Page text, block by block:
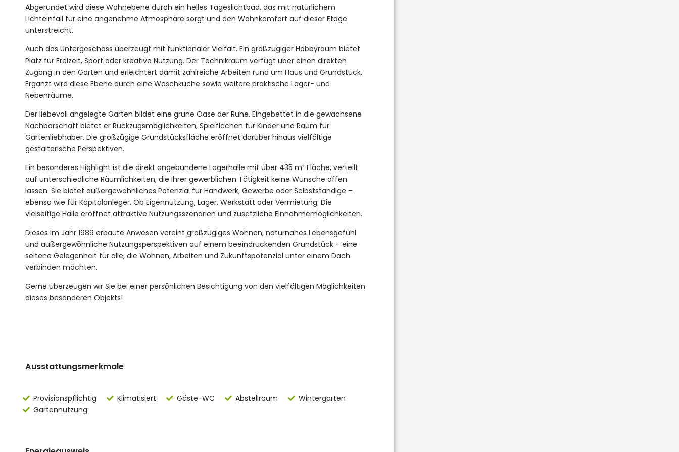
Abgerundet wird diese Wohnebene durch ein helles Tageslichtbad, das mit natürlichem
Lichteinfall für eine angenehme Atmosphäre sorgt und den Wohnkomfort auf dieser Etage
unterstreicht.
Auch das Untergeschoss überzeugt mit funktionaler Vielfalt. Ein großzügiger Hobbyraum bietet
Platz für Freizeit, Sport oder kreative Nutzung. Der Technikraum verfügt über einen direkten
Zugang in den Garten und erleichtert damit zahlreiche Arbeiten rund um Haus und Grundstück.
Ergänzt wird diese Ebene durch eine Waschküche sowie weitere praktische Lager- und
Nebenräume.
Der liebevoll angelegte Garten bildet eine grüne Oase der Ruhe. Eingebettet in die gewachsene
Nachbarschaft bietet er Rückzugsmöglichkeiten, Spielflächen für Kinder und Raum für
Gartenliebhaber. Die großzügige Grundstücksfläche eröffnet darüber hinaus vielfältige
gestalterische Perspektiven.
Ein besonderes Highlight ist die direkt angebundene Lagerhalle mit über 435 m² Fläche, verteilt
auf unterschiedliche Räumlichkeiten, die Ihrer gewerblichen Tätigkeit keine Wünsche offen
lassen. Sie bietet außergewöhnliches Potenzial für Handwerk, Gewerbe oder Selbstständige –
ebenso wie für Kapitalanleger. Ob Eigennutzung, Lager, Werkstatt oder Vermietung: Die
vielseitige Halle eröffnet attraktive Nutzungsszenarien und zusätzliche Einnahmemöglichkeiten.
Dieses im Jahr 1989 erbaute Anwesen vereint großzügiges Wohnen, naturnahes Lebensgefühl
und außergewöhnliche Nutzungsperspektiven auf einem beeindruckenden Grundstück – eine
seltene Gelegenheit für alle, die Wohnen, Arbeiten und Zukunftspotenzial unter einem Dach
verbinden möchten.
Gerne überzeugen wir Sie bei einer persönlichen Besichtigung von den vielfältigen Möglichkeiten
dieses besonderen Objekts!
Ausstattungsmerkmale
Provisionspflichtig Klimatisiert Gäste-WC Abstellraum
Wintergarten
Gartennutzung